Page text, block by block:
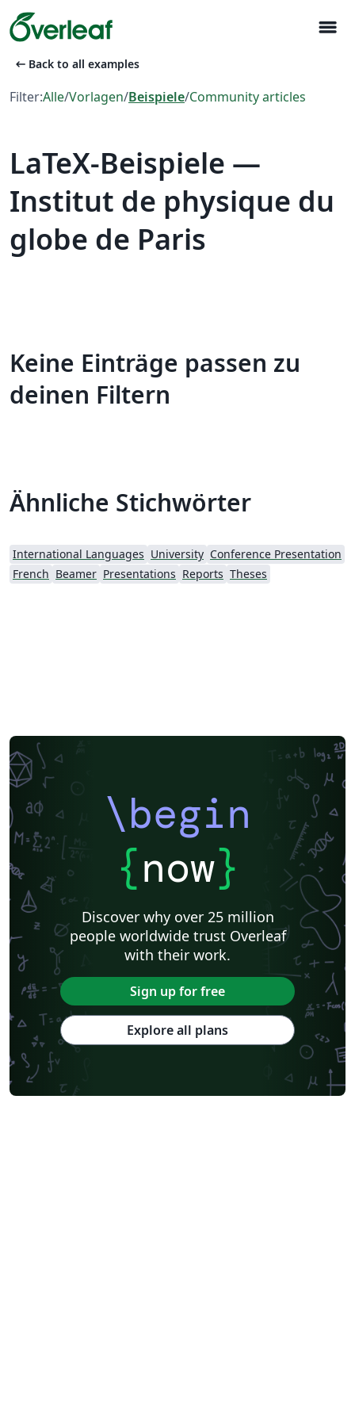
menu
arrow_left_alt Back to all examples
Filter:Alle/Vorlagen/Beispiele/Community articles
LaTeX-Beispiele —
Institut de physique du
globe de Paris
Keine Einträge passen zu
deinen Filtern
Ähnliche Stichwörter
International Languages University Conference Presentation
French Beamer Presentations Reports Theses
\begin
{now}
Discover why over 25 million
people worldwide trust Overleaf
with their work.
Sign up for free
Explore all plans